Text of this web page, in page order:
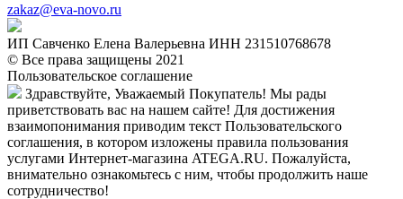
zakaz@eva-novo.ru
ИП Савченко Елена Валерьевна ИНН 231510768678
© Все права защищены 2021
Пользовательское соглашение
Здравствуйте, Уважаемый Покупатель! Мы рады
приветствовать вас на нашем сайте! Для достижения
взаимопонимания приводим текст Пользовательского
соглашения, в котором изложены правила пользования
услугами Интернет-магазина ATEGA.RU. Пожалуйста,
внимательно ознакомьтесь с ним, чтобы продолжить наше
сотрудничество!